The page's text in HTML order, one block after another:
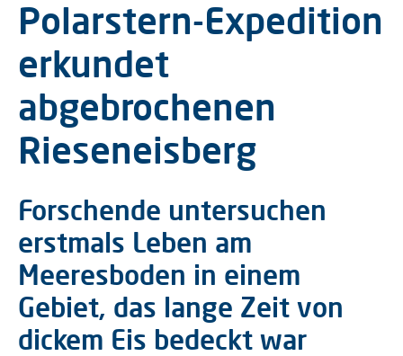
Polarstern-Expedition
erkundet
abgebrochenen
Rieseneisberg
Forschende untersuchen
erstmals Leben am
Meeresboden in einem
Gebiet, das lange Zeit von
dickem Eis bedeckt war